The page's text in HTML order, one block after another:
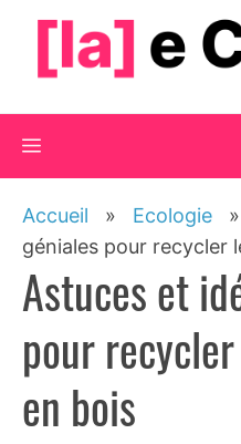
contenu
Menu
Accueil » Ecologie
géniales pour recycler
Astuces et
pour
en bois